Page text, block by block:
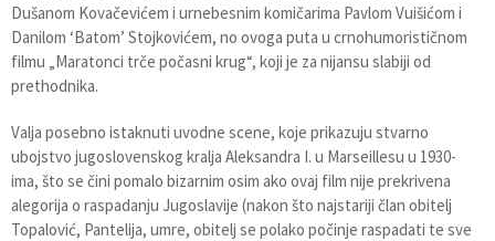
Dušanom Kovačevićem i urnebesnim komičarima Pavlom Vuišićom i
Danilom ‘Batom’ Stojkovićem, no ovoga puta u crnohumorističnom
filmu „Maratonci trče počasni krug“, koji je za nijansu slabiji od
prethodnika.
Valja posebno istaknuti uvodne scene, koje prikazuju stvarno
ubojstvo jugoslovenskog kralja Aleksandra I. u Marseillesu u 1930-
ima, što se čini pomalo bizarnim osim ako ovaj film nije prekrivena
alegorija o raspadanju Jugoslavije (nakon što najstariji član obitelj
Topalović, Pantelija, umre, obitelj se polako počinje raspadati te sve